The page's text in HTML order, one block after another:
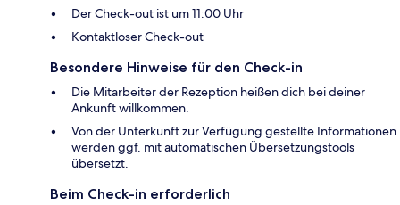
Der Check-out ist um 11:00 Uhr
Kontaktloser Check-out
Besondere Hinweise für den Check-in
Die Mitarbeiter der Rezeption heißen dich bei deiner
Ankunft willkommen.
Von der Unterkunft zur Verfügung gestellte Informationen
werden ggf. mit automatischen Übersetzungstools
übersetzt.
Beim Check-in erforderlich